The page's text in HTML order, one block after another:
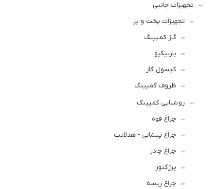
تجهیزات جانبی
تجهیزات پخت و پز
گاز کمپینگ
باربیکیو
کپسول گاز
ظروف کمپینگ
روشنایی کمپینگ
چراغ قوه
چراغ پیشانی - هدلایت
چراغ چادر
پرژکتور
چراغ ریسه